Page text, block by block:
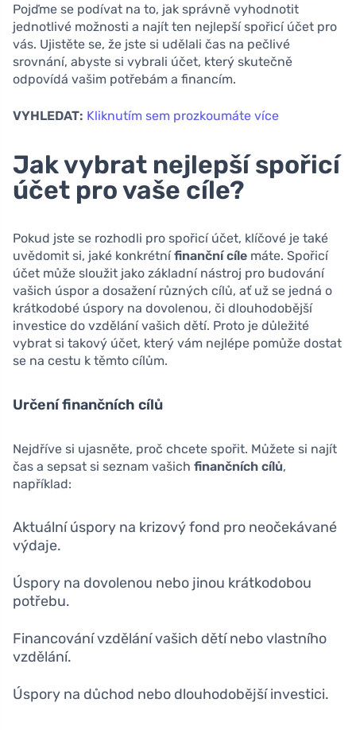
Pojďme se podívat na to, jak správně vyhodnotit
jednotlivé možnosti a najít ten nejlepší spořicí účet pro
vás. Ujistěte se, že jste si udělali čas na pečlivé
srovnání, abyste si vybrali účet, který skutečně
odpovídá vašim potřebám a financím.
VYHLEDAT: Kliknutím sem prozkoumáte více
Jak vybrat nejlepší spořicí
účet pro vaše cíle?
Pokud jste se rozhodli pro spořicí účet, klíčové je také
uvědomit si, jaké konkrétnífinanční cíle máte. Spořicí
účet může sloužit jako základní nástroj pro budování
vašich úspor a dosažení různých cílů, ať už se jedná o
krátkodobé úspory na dovolenou, či dlouhodobější
investice do vzdělání vašich dětí. Proto je důležité
vybrat si takový účet, který vám nejlépe pomůže dostat
se na cestu k těmto cílům.
Určení finančních cílů
Nejdříve si ujasněte, proč chcete spořit. Můžete si najít
čas a sepsat si seznam vašich finančních cílů,
například:
Aktuální úspory na krizový fond pro neočekávané
výdaje.
Úspory na dovolenou nebo jinou krátkodobou
potřebu.
Financování vzdělání vašich dětí nebo vlastního
vzdělání.
Úspory na důchod nebo dlouhodobější investici.